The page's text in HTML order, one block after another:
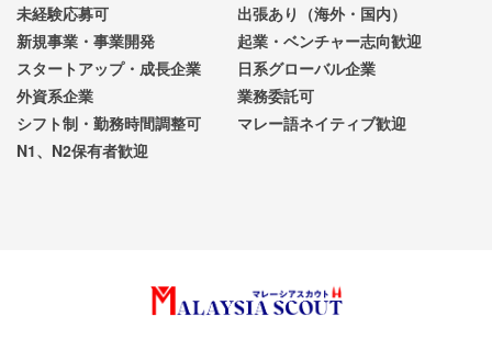
未経験応募可
出張あり（海外・国内）
新規事業・事業開発
起業・ベンチャー志向歓迎
スタートアップ・成長企業
日系グローバル企業
外資系企業
業務委託可
シフト制・勤務時間調整可
マレー語ネイティブ歓迎
N1、N2保有者歓迎